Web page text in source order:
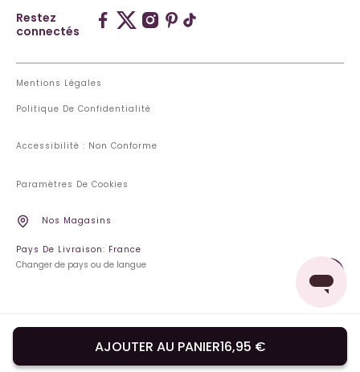
AJOUTER AU PANIER16,95 €
Restez
connectés
Mentions Légales
Politique De Confidentialité
Accessibilité : Non Conforme
Paramètres De Cookies
Nos Magasins
Pays De Livraison: France
Changer de pays ou de langue